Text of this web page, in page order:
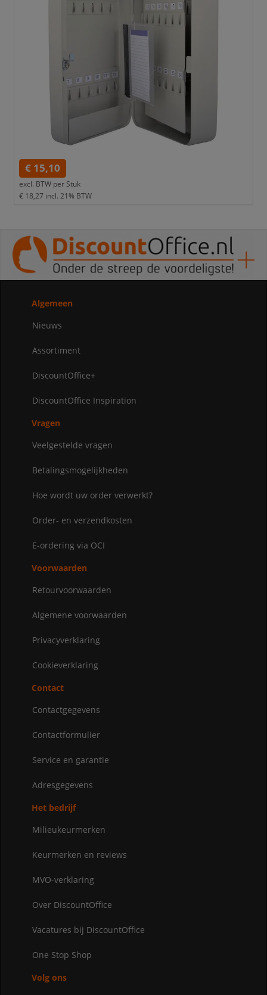
€ 15,10
excl. BTW per Stuk
€ 18,27 incl. 21% BTW
Algemeen
Nieuws
Assortiment
DiscountOffice+
DiscountOffice Inspiration
Vragen
Veelgestelde vragen
Betalingsmogelijkheden
Hoe wordt uw order verwerkt?
Order- en verzendkosten
E-ordering via OCI
Voorwaarden
Retourvoorwaarden
Algemene voorwaarden
Privacyverklaring
Cookieverklaring
Contact
Contactgegevens
Contactformulier
Service en garantie
Adresgegevens
Het bedrijf
Milieukeurmerken
Keurmerken en reviews
MVO-verklaring
Over DiscountOffice
Vacatures bij DiscountOffice
One Stop Shop
Volg ons